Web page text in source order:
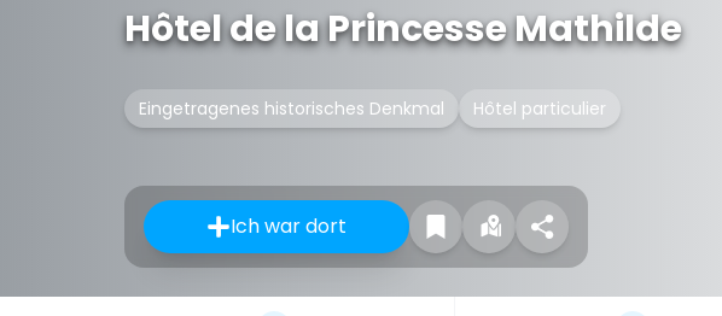
Hôtel de la Princesse Mathilde
Eingetragenes historisches Denkmal Hôtel particulier
Ich war dort